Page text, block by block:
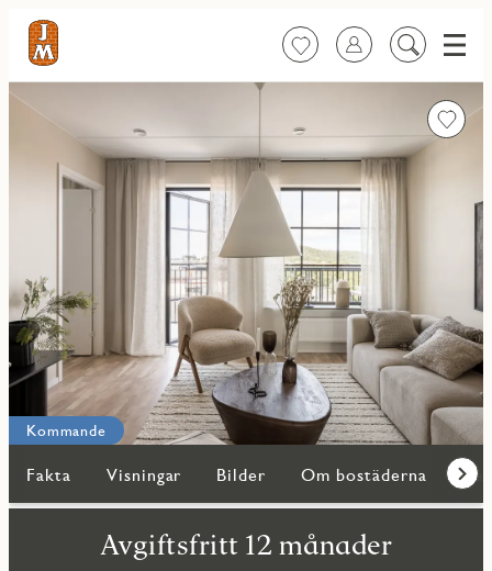
FavoriterLogga in
Sök
Meny
Kommande
Fakta Visningar Bilder Om bostäderna
Avgiftsfritt 12 månader